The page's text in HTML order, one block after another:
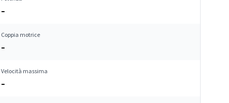
–
Coppia motrice
–
Velocità massima
–